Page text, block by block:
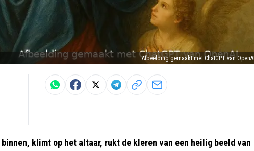
Afbeelding gemaakt met ChatGPT van OpenAI
binnen, klimt op het altaar, rukt de kleren van een heilig beeld van